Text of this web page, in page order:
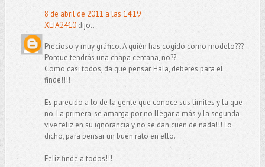
8 de abril de 2011 a las 14:19
XEIA2410dijo...
Precioso y muy gráfico. A quién has cogido como modelo???
Porque tendrás una chapa cercana, no??
Como casi todos, da que pensar. Hala, deberes para el
finde!!!!
Es parecido a lo de la gente que conoce sus límites y la que
no. La primera, se amarga por no llegar a más y la segunda
vive feliz en su ignorancia y no se dan cuen de nada!!! Lo
dicho, para pensar un buén rato en ello.
Feliz finde a todos!!!